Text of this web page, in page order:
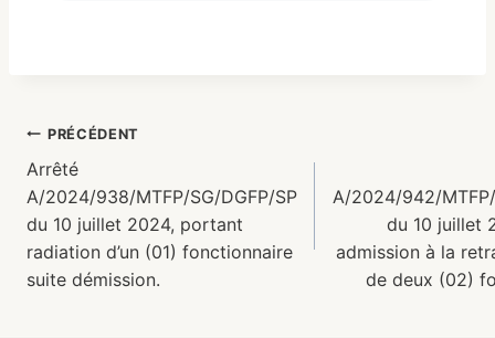
PRÉCÉDENT
Arrêté
A/2024/938/MTFP/SG/DGFP/SP
du 10 juillet 2024, portant
radiation d’un (01) fonctionnaire
suite démission.
A/2024/942/
du 10 juillet
admission à la
de deux (02)